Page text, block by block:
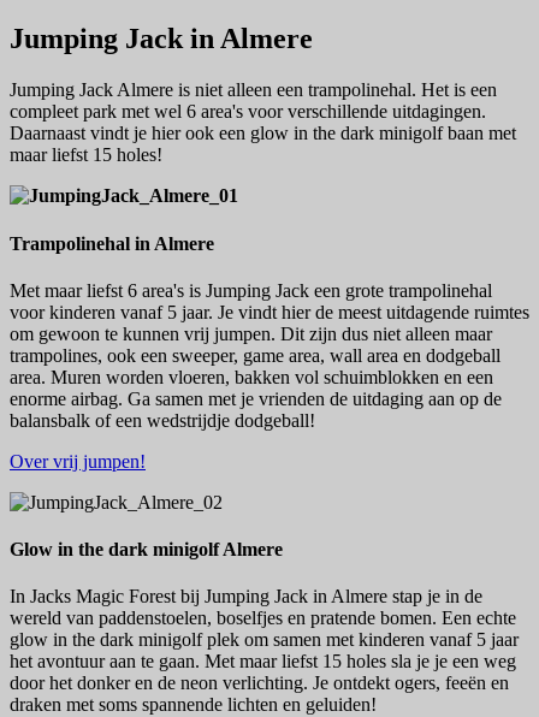
Jumping Jack in Almere
Jumping Jack Almere is niet alleen een trampolinehal. Het is een
compleet park met wel 6 area's voor verschillende uitdagingen.
Daarnaast vindt je hier ook een glow in the dark minigolf baan met
maar liefst 15 holes!
Trampolinehal in Almere
Met maar liefst 6 area's is Jumping Jack een grote trampolinehal
voor kinderen vanaf 5 jaar. Je vindt hier de meest uitdagende ruimtes
om gewoon te kunnen vrij jumpen. Dit zijn dus niet alleen maar
trampolines, ook een sweeper, game area, wall area en dodgeball
area. Muren worden vloeren, bakken vol schuimblokken en een
enorme airbag. Ga samen met je vrienden de uitdaging aan op de
balansbalk of een wedstrijdje dodgeball!
Over vrij jumpen!
Glow in the dark minigolf Almere
In Jacks Magic Forest bij Jumping Jack in Almere stap je in de
wereld van paddenstoelen, boselfjes en pratende bomen. Een echte
glow in the dark minigolf plek om samen met kinderen vanaf 5 jaar
het avontuur aan te gaan. Met maar liefst 15 holes sla je je een weg
door het donker en de neon verlichting. Je ontdekt ogers, feeën en
draken met soms spannende lichten en geluiden!